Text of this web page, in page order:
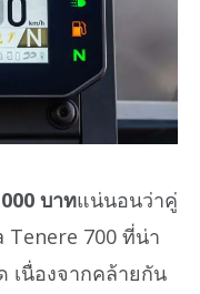
บาทแน่นอนว่าคู่
Tenere 700 ที่น่า
เนื่องจากคล้ายกัน